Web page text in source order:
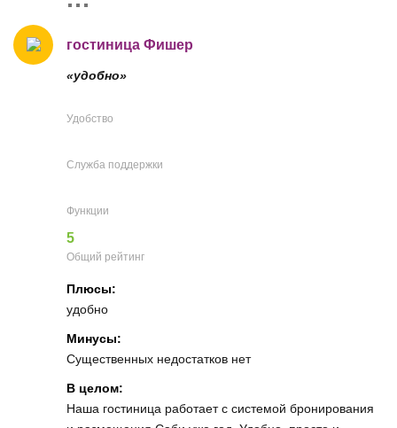
гостиница Фишер
«удобно»
Удобство
Служба поддержки
Функции
5
Общий рейтинг
Плюсы:
удобно
Минусы:
Существенных недостатков нет
В целом:
Наша гостиница работает с системой бронирования